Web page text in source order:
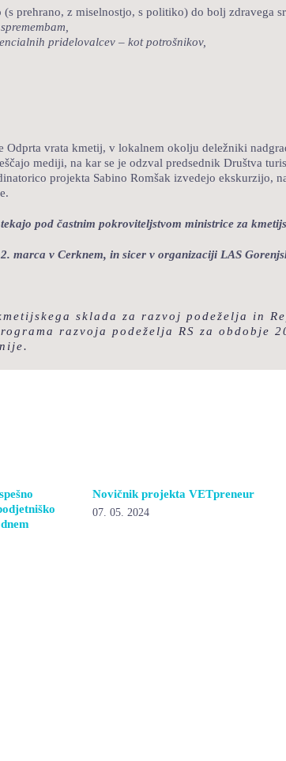
prehrano, z miselnostjo, s politiko) do bolj zdravega
pridelovalcev – kot potrošnikov,
vrata kmetij, v lokalnem okolju deležniki
mediji, na kar se je odzval predsednik Društva
projekta Sabino Romšak izvedejo ekskurzijo,
pod častnim pokroviteljstvom ministrice za
marca v Cerknem, in sicer v organizaciji LAS
sklada za razvoj podeželja in
razvoja podeželja RS za obdobje
Novičnik projekta VETpreneur
07. 05. 2024